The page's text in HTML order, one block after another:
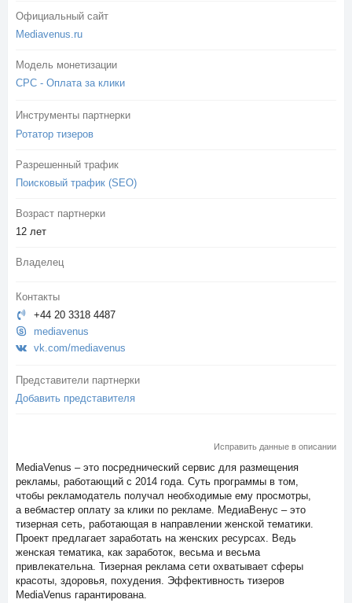
Официальный сайт
Mediavenus.ru
Модель монетизации
CPC - Оплата за клики
Инструменты партнерки
Ротатор тизеров
Разрешенный трафик
Поисковый трафик (SEO)
Возраст партнерки
12 лет
Владелец
Контакты
+44 20 3318 4487
mediavenus
vk.com/mediavenus
Представители партнерки
Добавить представителя
Исправить данные в описании
MediaVenus – это посреднический сервис для размещения
рекламы, работающий с 2014 года. Суть программы в том,
чтобы рекламодатель получал необходимые ему просмотры,
а вебмастер оплату за клики по рекламе. МедиаВенус – это
тизерная сеть, работающая в направлении женской тематики.
Проект предлагает заработать на женских ресурсах. Ведь
женская тематика, как заработок, весьма и весьма
привлекательна. Тизерная реклама сети охватывает сферы
красоты, здоровья, похудения. Эффективность тизеров
MediaVenus гарантирована.